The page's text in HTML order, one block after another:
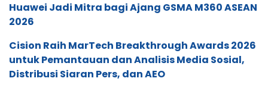
Huawei Jadi Mitra bagi Ajang GSMA M360 ASEAN
2026
Cision Raih MarTech Breakthrough Awards 2026
untuk Pemantauan dan Analisis Media Sosial,
Distribusi Siaran Pers, dan AEO